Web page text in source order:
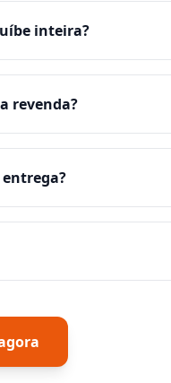
inteira?
revenda?